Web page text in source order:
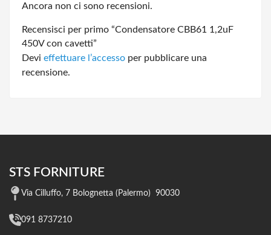
Ancora non ci sono recensioni.
Recensisci per primo “Condensatore CBB61 1,2uF
450V con cavetti”
Devi effettuare l’accesso per pubblicare una
recensione.
STS FORNITURE
Via Cilluffo, 7 Bolognetta (Palermo) 90030
091 8737210